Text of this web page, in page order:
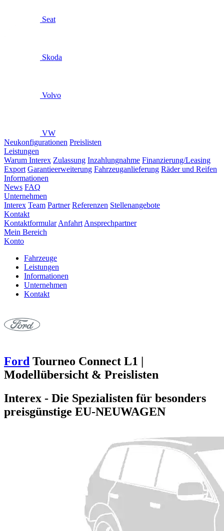
Seat
Skoda
Volvo
VW
Neukonfigurationen Preislisten
Leistungen
Warum Interex Zulassung Inzahlungnahme Finanzierung/Leasing
Export Garantieerweiterung Fahrzeuganlieferung Räder und Reifen
Informationen
News FAQ
Unternehmen
Interex Team Partner Referenzen Stellenangebote
Kontakt
Kontaktformular Anfahrt Ansprechpartner
Mein Bereich
Konto
Fahrzeuge
Leistungen
Informationen
Unternehmen
Kontakt
Ford Tourneo Connect L1 |
Modellübersicht & Preislisten
Interex - Die Spezialisten für besonders
preisgünstige EU-NEUWAGEN